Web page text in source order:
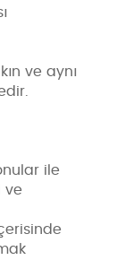
ve aynı
ile
ve